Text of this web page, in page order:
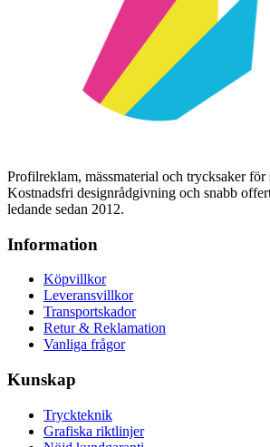
Profilreklam, mässmaterial och trycksaker för
Kostnadsfri designrådgivning och snabb
ledande sedan 2012.
Information
Köpvillkor
Leveransvillkor
Transportskador
Retur & Reklamation
Vanliga frågor
Kunskap
Tryckteknik
Grafiska riktlinjer